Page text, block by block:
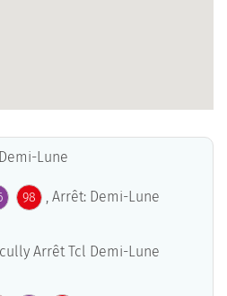
Lune
98
, Arrêt: Demi-Lune
Arrêt Tcl Demi-Lune